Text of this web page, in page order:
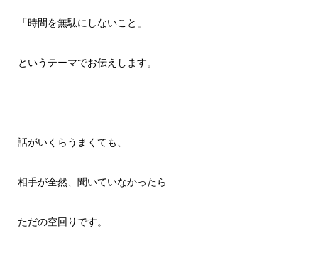
「時間を無駄にしないこと」
というテーマでお伝えします。
話がいくらうまくても、
相手が全然、聞いていなかったら
ただの空回りです。